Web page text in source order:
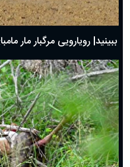
ببینید| رویارویی مرگبار مار